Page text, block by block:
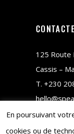
125 Route
Cassis –
T. +230
En poursuivant
cookies ou de